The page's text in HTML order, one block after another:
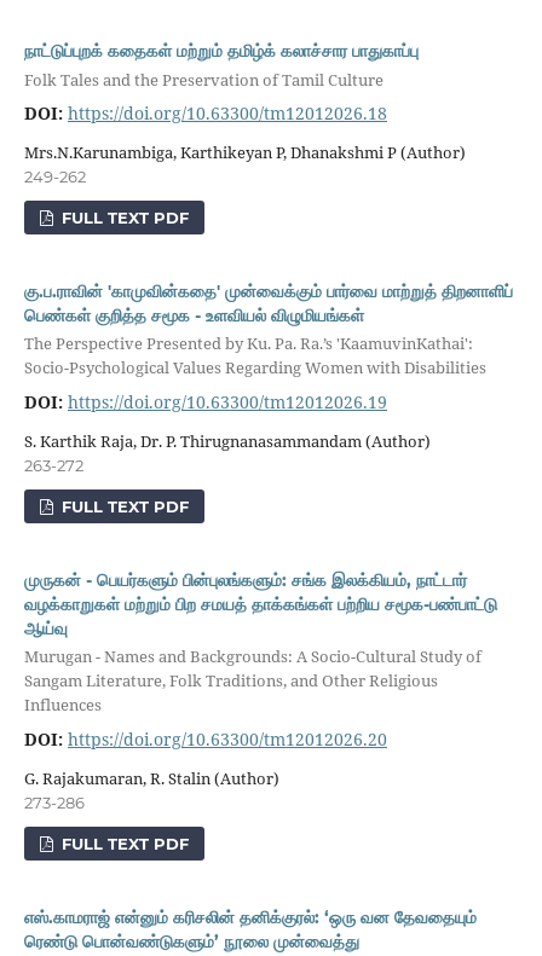
நாட்டுப்புறக் கதைகள் மற்றும் தமிழ்க் கலாச்சார பாதுகாப்பு
Folk Tales and the Preservation of Tamil Culture
DOI: https://doi.org/10.63300/tm12012026.18
Mrs.N.Karunambiga, Karthikeyan P, Dhanakshmi P (Author)
249-262
FULL TEXT PDF
கு.ப.ராவின் 'காமுவின்கதை' முன்வைக்கும் பார்வை மாற்றுத் திறனாளிப்
பெண்கள் குறித்த சமூக - உளவியல் விழுமியங்கள்
The Perspective Presented by Ku. Pa. Ra.’s 'KaamuvinKathai':
Socio-Psychological Values Regarding Women with Disabilities
DOI: https://doi.org/10.63300/tm12012026.19
S. Karthik Raja, Dr. P. Thirugnanasammandam (Author)
263-272
FULL TEXT PDF
முருகன் - பெயர்களும் பின்புலங்களும்: சங்க இலக்கியம், நாட்டார்
வழக்காறுகள் மற்றும் பிற சமயத் தாக்கங்கள் பற்றிய சமூக-பண்பாட்டு
ஆய்வு
Murugan - Names and Backgrounds: A Socio-Cultural Study of
Sangam Literature, Folk Traditions, and Other Religious
Influences
DOI: https://doi.org/10.63300/tm12012026.20
G. Rajakumaran, R. Stalin (Author)
273-286
FULL TEXT PDF
எஸ்.காமராஜ் என்னும் கரிசலின் தனிக்குரல்: ‘ஒரு வன தேவதையும்
ரெண்டு பொன்வண்டுகளும்’ நூலை முன்வைத்து